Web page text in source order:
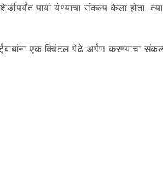
पायी येण्याचा संकल्प केला होता.
एक क्विंटल पेढे अर्पण करण्याचा